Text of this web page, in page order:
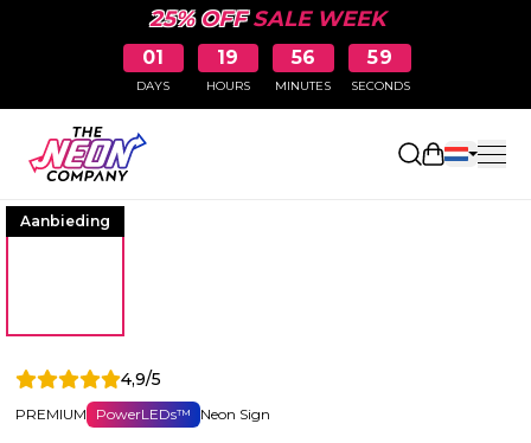
25% OFFSALE WEEK
01
DAYS
19
HOURS
56
MINUTES
59
SECONDS
Aanbieding
4,9/5
PREMIUM PowerLEDs™ Neon Sign